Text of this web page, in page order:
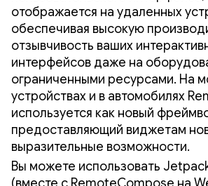
отображается на удаленных
обеспечивая высокую
отзывчивость ваших
интерфейсов даже на
ограниченными ресурсами. На
устройствах и в автомобилях
используется как новый
предоставляющий виджетам
выразительные возможности.
Вы можете использовать